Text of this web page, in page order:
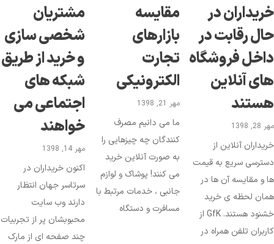
در
رقابت در
فروشگاه
آنلاین
1398
آنلاین از
سریع به قیمت
و مقایسه آن ها در
لحظه ی خرید
خشنود هستند. GfK از
تلفن همراه در
مقایسه
بازارهای
تجارت
الکترونیکی
مهر 21, 1398
ما می دانیم مصرف
کنندگان چه چیزهایی را
به صورت آنلاین خرید
می کنند! پوشاک و لوازم
جانبی ، خدمات مرتبط با
مسافرت و دستگاه
مشتریان
شخصی سازی
و خرید از طریق
شبکه های
اجتماعی می
خواهند
مهر 14, 1398
اکنون خریداران در
سرتاسر جهان انتظار
دارند وب سایت
محبوبشان پر از تجربیات
چند صفحه ای از مارک